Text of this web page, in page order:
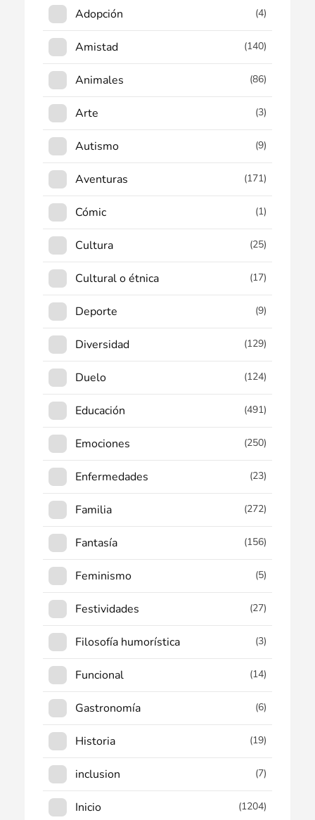
Adopción (4)
Amistad (140)
Animales (86)
Arte (3)
Autismo (9)
Aventuras (171)
Cómic (1)
Cultura (25)
Cultural o étnica (17)
Deporte (9)
Diversidad (129)
Duelo (124)
Educación (491)
Emociones (250)
Enfermedades (23)
Familia (272)
Fantasía (156)
Feminismo (5)
Festividades (27)
Filosofía humorística (3)
Funcional (14)
Gastronomía (6)
Historia (19)
inclusion (7)
Inicio (1204)